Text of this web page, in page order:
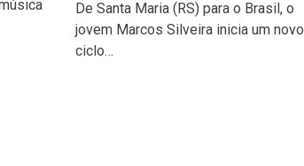
De Santa Maria (RS) para o Brasil, o
jovem Marcos Silveira inicia um novo
ciclo…